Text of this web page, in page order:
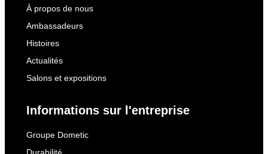
À propos de nous
Ambassadeurs
Histoires
Actualités
Salons et expositions
Informations sur l'entreprise
Groupe Dometic